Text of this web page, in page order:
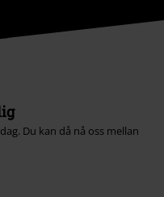
Du kan då nå oss mellan